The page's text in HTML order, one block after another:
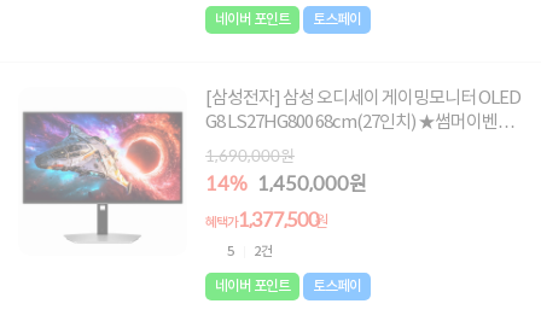
네이버 포인트 토스페이
[삼성전자] 삼성 오디세이 게이밍모니터 OLED
G8 LS27HG800 68cm(27인치) ★썸머이벤트
최대혜택가 1,377,500원★
1,690,000원
14% 1,450,000원
혜택가1,377,500원
5 2건
네이버 포인트 토스페이